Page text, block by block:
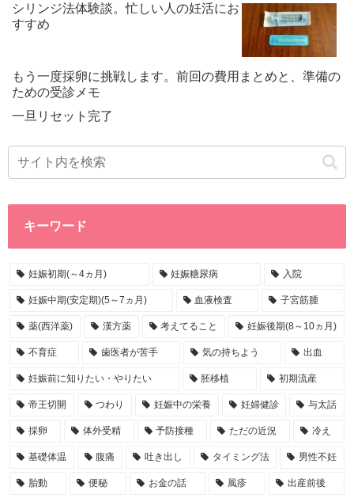
シリンジ法体験談。忙しい人の妊活にお
すすめ
もう一度採卵に挑戦します。前回の費用まとめと、準備の
ための受診メモ
一旦リセット完了
キーワード
妊娠初期(～4ヵ月) 妊娠糖尿病 入院
妊娠中期(安定期)(5～7ヵ月) 血液検査 子宮筋腫
薬(西洋薬) 漢方薬 考えてること 妊娠後期(8～10ヵ月)
不育症 歯医者が苦手 気の持ちよう 出血
妊娠前に知りたい・やりたい 胚移植 初期流産
帝王切開 つわり 妊娠中の栄養 妊婦健診 与太話
採卵 体外受精 予防接種 ただの近況 冷え
基礎体温 腹痛 吐き出し タイミング法 男性不妊
胎動 便秘 お金の話 風疹 出産前後